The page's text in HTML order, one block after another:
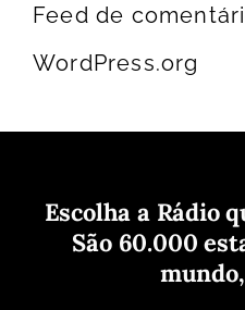
Feed de
WordPress.org
Escolha a Rádio
São 60.000